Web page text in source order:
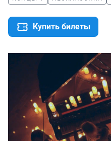
Купить билеты